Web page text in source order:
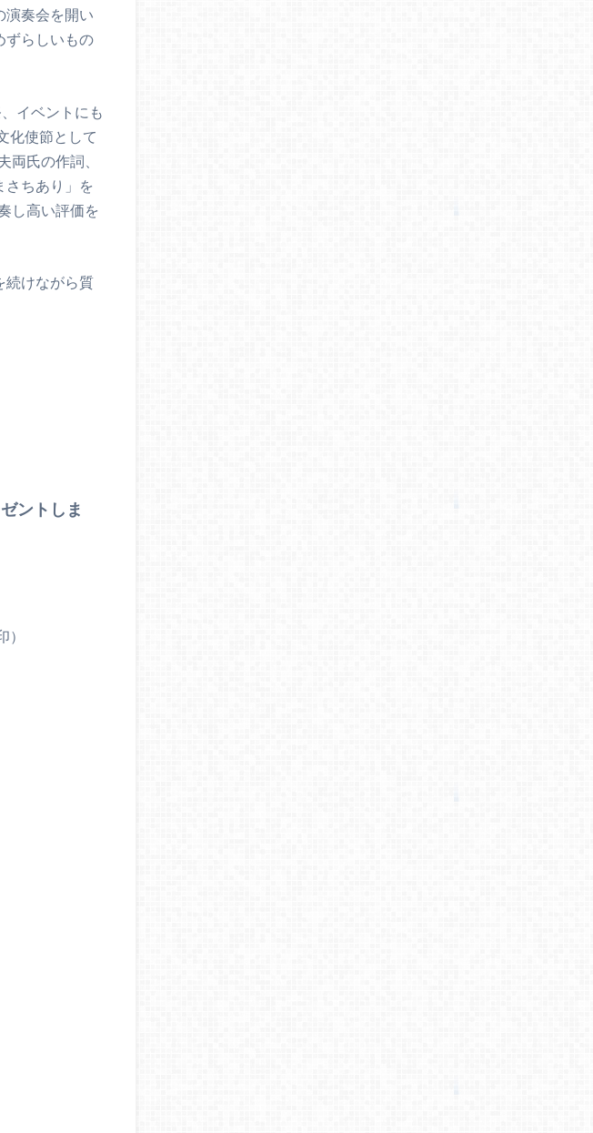
演奏会を開い
ずらしいもの
イベントにも
化使節として
氏の作詞、
さちあり」を
し高い評価を
続けながら質
ントしま